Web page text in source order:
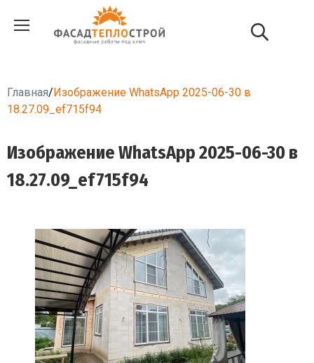
Главная/Изображение WhatsApp 2025-06-30 в
18.27.09_ef715f94
Изображение WhatsApp 2025-06-30 в
18.27.09_ef715f94